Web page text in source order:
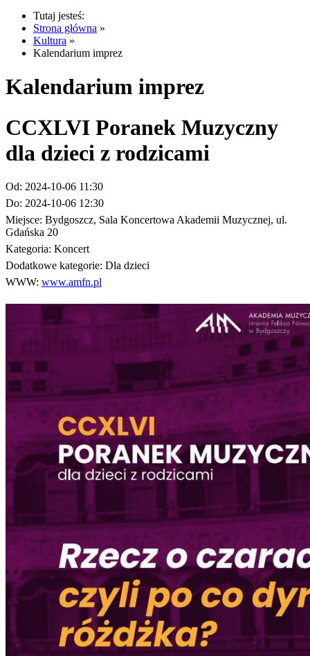
Tutaj jesteś:
Strona główna »
Kultura »
Kalendarium imprez
Kalendarium imprez
CCXLVI Poranek Muzyczny
dla dzieci z rodzicami
Od: 2024-10-06 11:30
Do: 2024-10-06 12:30
Miejsce: Bydgoszcz, Sala Koncertowa Akademii Muzycznej, ul.
Gdańska 20
Kategoria: Koncert
Dodatkowe kategorie: Dla dzieci
WWW: www.amfn.pl